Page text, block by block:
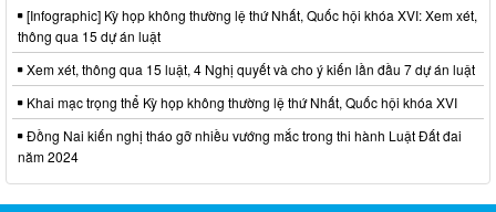
[Infographic] Kỳ họp không thường lệ thứ Nhất, Quốc hội khóa XVI: Xem xét,
thông qua 15 dự án luật
Xem xét, thông qua 15 luật, 4 Nghị quyết và cho ý kiến lần đầu 7 dự án luật
Khai mạc trọng thể Kỳ họp không thường lệ thứ Nhất, Quốc hội khóa XVI
Đồng Nai kiến nghị tháo gỡ nhiều vướng mắc trong thi hành Luật Đất đai
năm 2024